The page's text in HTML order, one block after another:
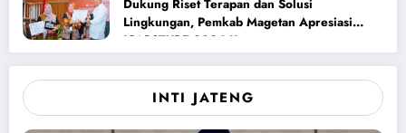
Dukung Riset Terapan dan Solusi
Lingkungan, Pemkab Magetan Apresiasi
ICAPSTURE 2026 Unesa
INTI JATENG